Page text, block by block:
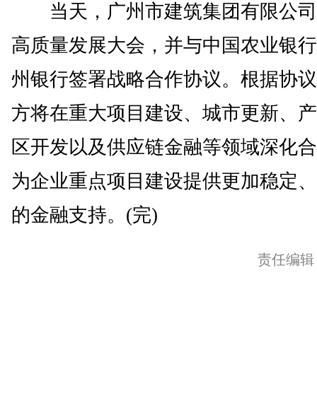
当天，广州市建筑集团有限公
高质量发展大会，并与中国农业银
州银行签署战略合作协议。根据协
方将在重大项目建设、城市更新、
区开发以及供应链金融等领域深化
为企业重点项目建设提供更加稳定
的金融支持。(完)
责任编